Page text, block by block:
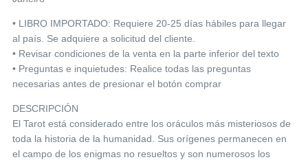
• LIBRO IMPORTADO: Requiere 20-25 días hábiles para llegar
al país. Se adquiere a solicitud del cliente.
• Revisar condiciones de la venta en la parte inferior del texto
• Preguntas e inquietudes: Realice todas las preguntas
necesarias antes de presionar el botón comprar
DESCRIPCIÓN
El Tarot está considerado entre los oráculos más misteriosos de
toda la historia de la humanidad. Sus orígenes permanecen en
el campo de los enigmas no resueltos y son numerosos los